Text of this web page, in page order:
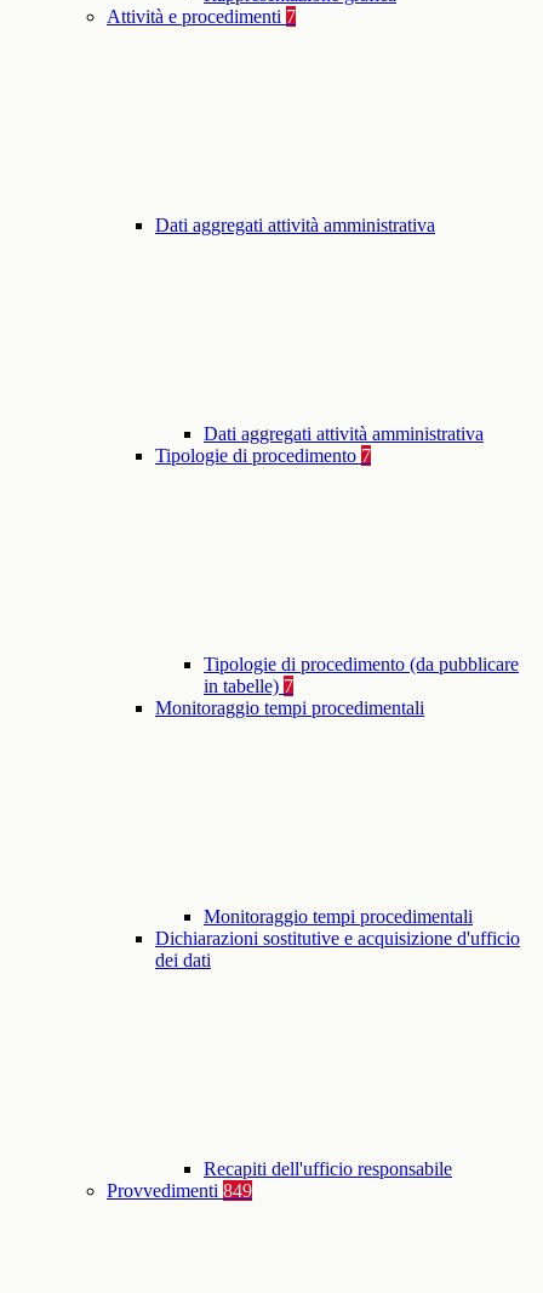
Attività e procedimenti 7
Dati aggregati attività amministrativa
Dati aggregati attività amministrativa
Tipologie di procedimento 7
Tipologie di procedimento (da pubblicare
in tabelle) 7
Monitoraggio tempi procedimentali
Monitoraggio tempi procedimentali
Dichiarazioni sostitutive e acquisizione d'ufficio
dei dati
Recapiti dell'ufficio responsabile
Provvedimenti 849